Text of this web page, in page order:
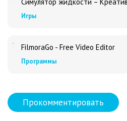
Игры
FilmoraGo - Free Video Editor
Программы
Прокомментировать